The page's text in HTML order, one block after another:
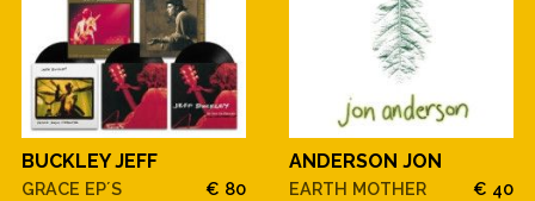
BUCKLEY JEFF
GRACE EP´S € 80
ANDERSON JON
EARTH MOTHER
€ 40